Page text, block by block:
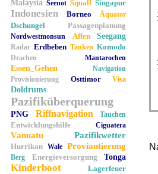
Malaysia Seenot Squall Singapur
Indonesien Borneo Äquator
Dschungel Passagenplanung
Nordwestmonsun Affen Seegang
Radar Erdbeben Tanken Komodo
Drachen Mantarochen
Essen_Gehen
Navigation
Provisionierung
Osttimor Visa
Doldrums
Pazifiküberquerung
PNG Riffnavigation Tauchen
Entwicklungshilfe Ciguatera
Vanuatu Pazifikwetter
Hurrikan Wale Proviantierung
Berg Energieversorgung Tonga
Kinderboot Lagerfeuer